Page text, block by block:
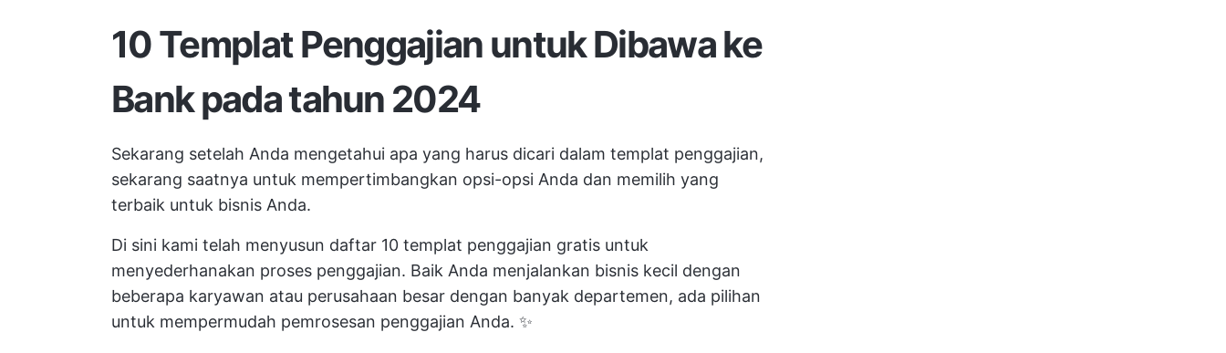
10 Templat Penggajian untuk Dibawa ke
Bank pada tahun 2024
Sekarang setelah Anda mengetahui apa yang harus dicari dalam templat penggajian,
sekarang saatnya untuk mempertimbangkan opsi-opsi Anda dan memilih yang
terbaik untuk bisnis Anda.
Di sini kami telah menyusun daftar 10 templat penggajian gratis untuk
menyederhanakan proses penggajian. Baik Anda menjalankan bisnis kecil dengan
beberapa karyawan atau perusahaan besar dengan banyak departemen, ada pilihan
untuk mempermudah pemrosesan penggajian Anda. ✨